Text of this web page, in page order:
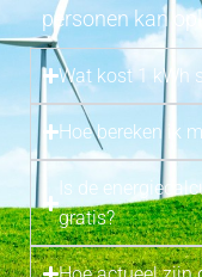
personen kan
Wat kost 1 kWh
Hoe bereken ik
Is de
gratis?